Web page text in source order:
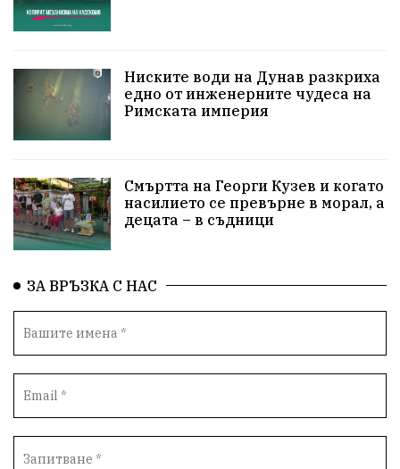
Технологии
ПравоваДържава Варна Родителство
Сигурност Разследване Великобритания
ОколнаСреда Надежда Еврофондове
СоциалнаПолитика Корупция
Космос ВоднаКриза Вода Мир
Безопастност Катастрофа демокрация
БъдещевБългария
Медицина Пожари КултурноНаследство
Ниските води на Дунав разкриха
едно от инженерните чудеса на
Римската империя
Смъртта на Георги Кузев и когато
насилието се превърне в морал, а
децата – в съдници
ЗА ВРЪЗКА С НАС